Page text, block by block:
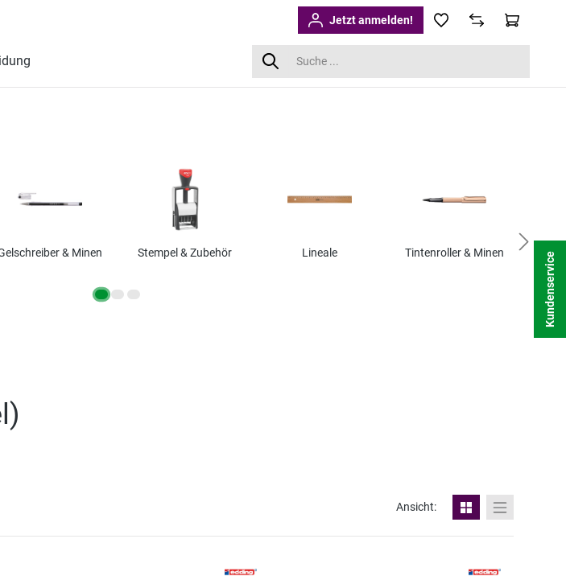
Jetzt anmelden!
& Minen Stempel & Zubehör Lineale Tintenroller & Minen
)
Ansicht:
Kundenservice